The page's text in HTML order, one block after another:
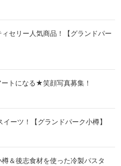
セリー人気商品！【グランドパー
トになる★笑顔写真募集！
ーツ！【グランドパーク小樽】
＆後志食材を使った冷製パスタ